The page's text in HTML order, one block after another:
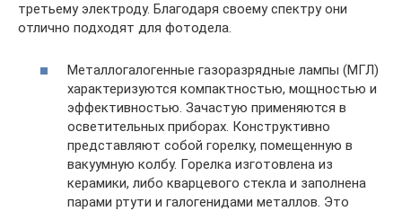
третьему электроду. Благодаря своему спектру они
отлично подходят для фотодела.
Металлогалогенные газоразрядные лампы (МГЛ)
характеризуются компактностью, мощностью и
эффективностью. Зачастую применяются в
осветительных приборах. Конструктивно
представляют собой горелку, помещенную в
вакуумную колбу. Горелка изготовлена из
керамики, либо кварцевого стекла и заполнена
парами ртути и галогенидами металлов. Это